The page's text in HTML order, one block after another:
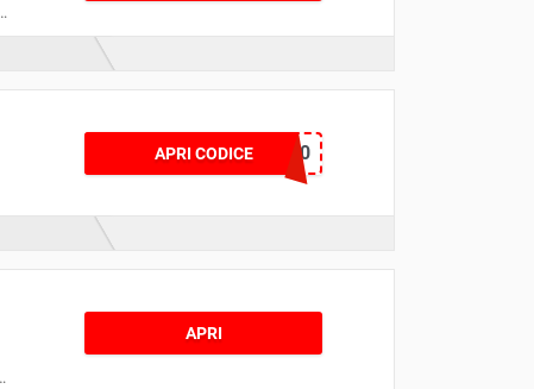
APRI CODICE EAS30
APRI